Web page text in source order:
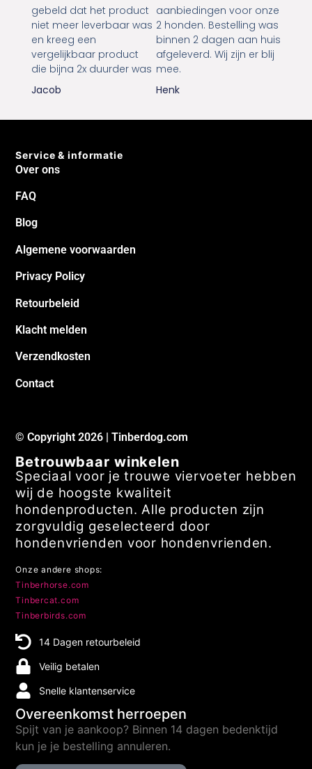
gebeld dat het product
niet meer leverbaar was
en kreeg een
vergelijkbaar product
die bijna 2x duurder was
Jacob
aanbiedingen voor onze
2 honden. Bestelling was
binnen 2 dagen aan huis
afgeleverd. Wij zijn er blij
mee.
Henk
Service & informatie
Over ons
FAQ
Blog
Algemene voorwaarden
Privacy Policy
Retourbeleid
Klacht melden
Verzendkosten
Contact
© Copyright 2026 | Tinberdog.com
Betrouwbaar winkelen
Speciaal voor je trouwe viervoeter hebben
wij de hoogste kwaliteit
hondenproducten. Alle producten zijn
zorgvuldig geselecteerd door
hondenvrienden voor hondenvrienden.
Onze andere shops:
Tinberhorse.com
Tinbercat.com
Tinberbirds.com
14 Dagen retourbeleid
Veilig betalen
Snelle klantenservice
Overeenkomst herroepen
Spijt van je aankoop? Binnen 14 dagen bedenktijd
kun je je bestelling annuleren.